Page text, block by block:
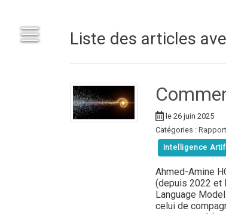
Liste des articles
le 26 juin 2025
Catégories :
Intelligence
Ahmed-Amine
(depuis 2022 et
Language
celui de